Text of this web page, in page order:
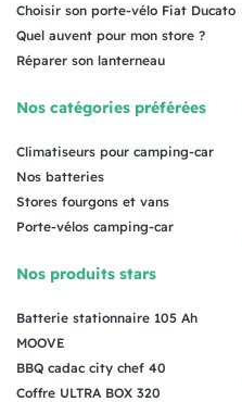
Choisir son porte-vélo Fiat Ducato
Quel auvent pour mon store ?
Réparer son lanterneau
Nos catégories préférées
Climatiseurs pour camping-car
Nos batteries
Stores fourgons et vans
Porte-vélos camping-car
Nos produits stars
Batterie stationnaire 105 Ah
MOOVE
BBQ cadac city chef 40
Coffre ULTRA BOX 320